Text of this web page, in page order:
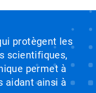
protègent les
scientifiques,
permet à
aidant ainsi à